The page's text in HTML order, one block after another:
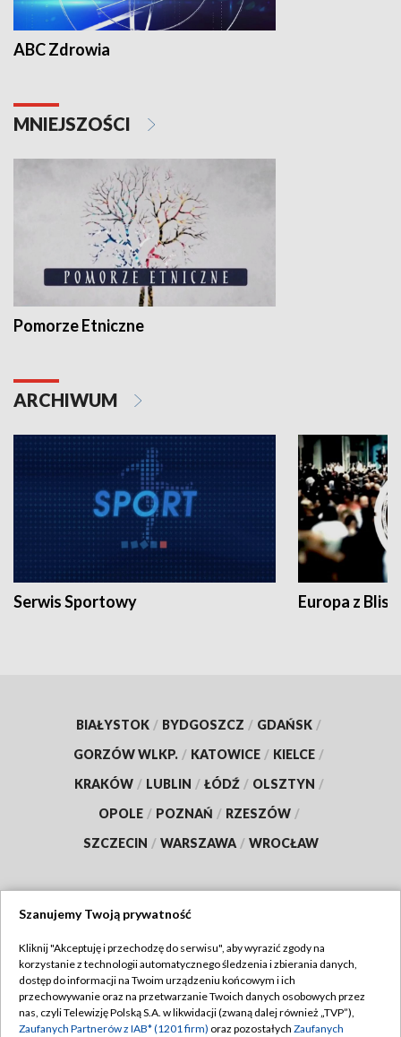
ABC Zdrowia
MNIEJSZOŚCI
Pomorze Etniczne
ARCHIWUM
Serwis Sportowy Europa z
BIAŁYSTOK / BYDGOSZCZ / GDAŃSK /
GORZÓW WLKP. / KATOWICE / KIELCE /
KRAKÓW / LUBLIN / ŁÓDŹ / OLSZTYN /
OPOLE / POZNAŃ / RZESZÓW /
SZCZECIN / WARSZAWA / WROCŁAW
TVP
Abonament TVP
Emisja w TVP
Regulamin TVP
Polityka prywatności
Szanujemy Twoją prywatność
Kliknij "Akceptuję i przechodzę do serwisu", aby wyrazić zgody na
korzystanie z technologii automatycznego śledzenia i zbierania danych,
dostęp do informacji na Twoim urządzeniu końcowym i ich
przechowywanie oraz na przetwarzanie Twoich danych osobowych przez
nas, czyli Telewizję Polską S.A. w likwidacji (zwaną dalej również „TVP”),
Zaufanych Partnerów z IAB* (1201 firm) oraz pozostałych Zaufanych